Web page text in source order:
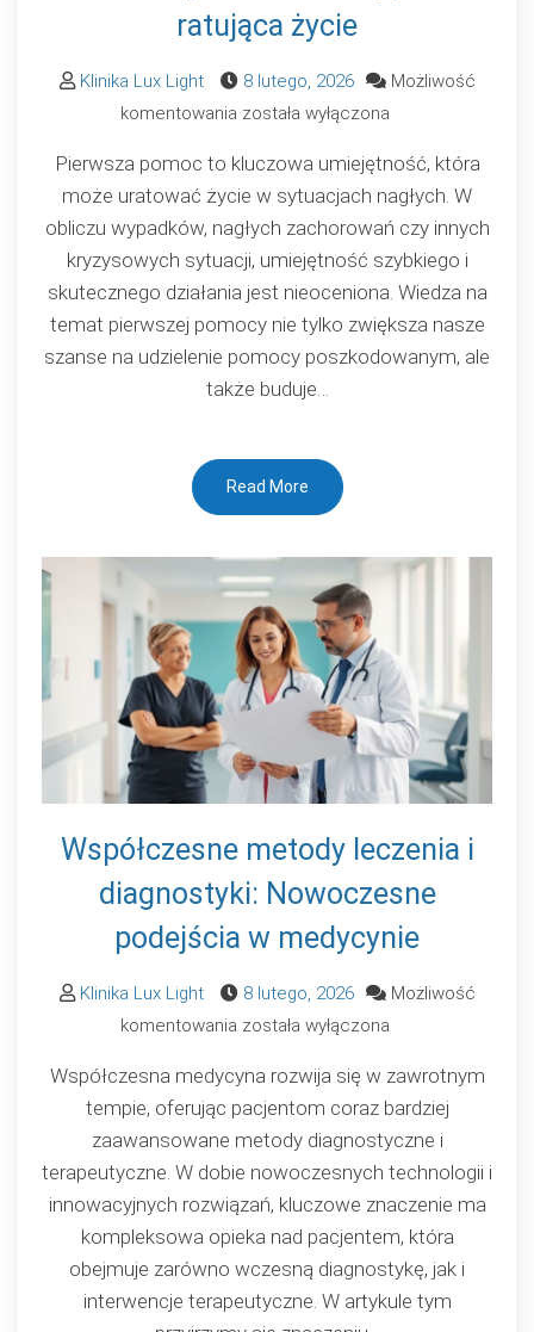
ratująca życie
Klinika Lux Light 8 lutego, 2026
Możliwość
komentowania Pierwsza
–
umiejętność
ratująca
życie
została wyłączona
Pierwsza pomoc to kluczowa umiejętność, która
może uratować życie w sytuacjach nagłych. W
obliczu wypadków, nagłych zachorowań czy innych
kryzysowych sytuacji, umiejętność szybkiego i
skutecznego działania jest nieoceniona. Wiedza na
temat pierwszej pomocy nie tylko zwiększa nasze
szanse na udzielenie pomocy poszkodowanym, ale
także buduje…
Read More
Współczesne metody leczenia i
diagnostyki: Nowoczesne
podejścia w medycynie
Klinika Lux Light 8 lutego, 2026
Możliwość
komentowania Współczesne
leczenia
i
diagnostyki:
Nowoczesne
podejścia
w
medycynie
została wyłączona
Współczesna medycyna rozwija się w zawrotnym
tempie, oferując pacjentom coraz bardziej
zaawansowane metody diagnostyczne i
terapeutyczne. W dobie nowoczesnych technologii i
innowacyjnych rozwiązań, kluczowe znaczenie ma
kompleksowa opieka nad pacjentem, która
obejmuje zarówno wczesną diagnostykę, jak i
interwencje terapeutyczne. W artykule tym